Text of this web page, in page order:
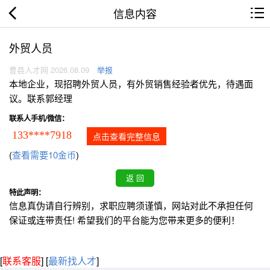
信息内容
外贸人员
曹县人才网 2026.08.09 举报
本地企业，现招聘外贸人员，有外贸销售经验者优先，待遇面
议。联系郭经理
联系人手机/微信：
133****7918 点击查看完整信息
(查看需要10金币)
特此声明：
信息真伪请自行辨别，求职应聘须谨慎，网站对此不承担任何
保证或连带责任! 希望我们的平台能为您带来更多的便利！
[联系客服] [最新找人才]